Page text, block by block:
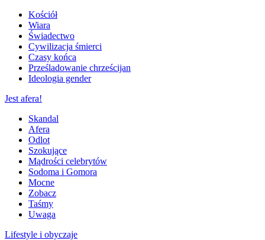
Kościół
Wiara
Świadectwo
Cywilizacja śmierci
Czasy końca
Prześladowanie chrześcijan
Ideologia gender
Jest afera!
Skandal
Afera
Odlot
Szokujące
Mądrości celebrytów
Sodoma i Gomora
Mocne
Zobacz
Taśmy
Uwaga
Lifestyle i obyczaje